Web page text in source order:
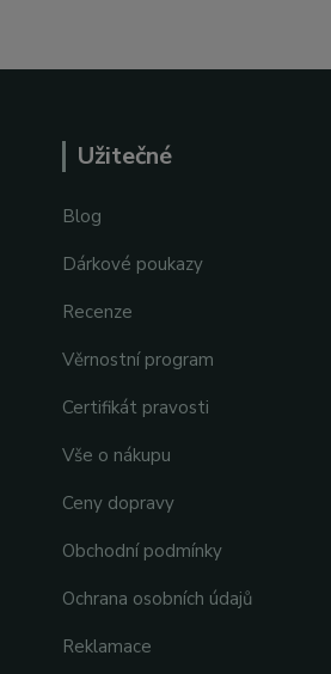
Užitečné
Blog
Dárkové poukazy
Recenze
Věrnostní program
Certifikát pravosti
Vše o nákupu
Ceny dopravy
Obchodní podmínky
Ochrana osobních údajů
Reklamace